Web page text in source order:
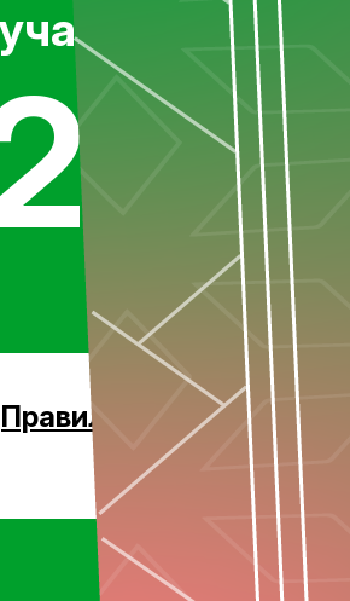
Заполните
и загрузите
Правила участия